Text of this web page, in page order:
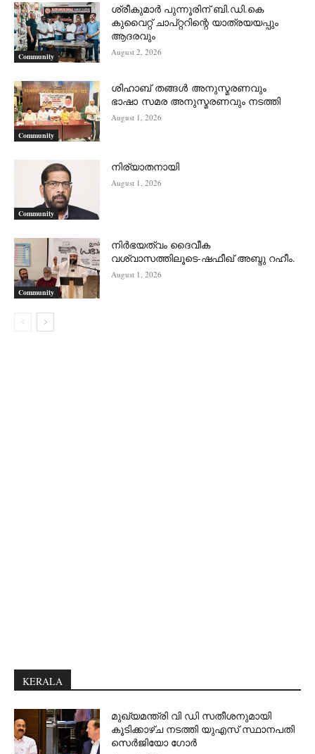
Community
ശ്രീകുമാർ പുന്നൂരിന് ബി.ഡി.കെ
കുവൈറ്റ് ചാപ്റ്ററിന്റെ യാത്രയയപ്പും
ആദരവും
August 2, 2026
Community
ശിഹാബ് തങ്ങൾ അനുസ്മരണവും
ഭാഷാ സമര അനുസ്മരണവും നടത്തി
August 1, 2026
Community
നിര്യാതനായി
August 1, 2026
Community
നിർഭയത്വം ദൈവീക
വശ്വാസത്തിലൂടെ-ഷഫീഖ് അബ്ദു റഹീം.
August 1, 2026
KERALA
മുഖ്യമന്ത്രി വി ഡി സതീശനുമായി
കൂടിക്കാഴ്ച നടത്തി യുഎസ് സ്ഥാനപതി
സെര്‍ജിയോ ഗോര്‍